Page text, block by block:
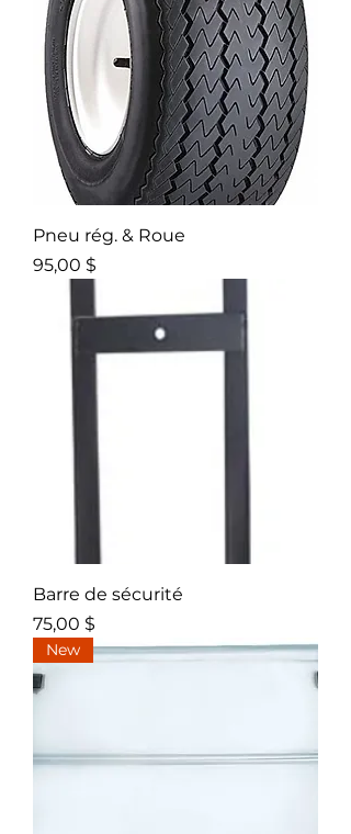
Pneu rég. & Roue
Prix
95,00 $
Barre de sécurité
Prix
75,00 $
New